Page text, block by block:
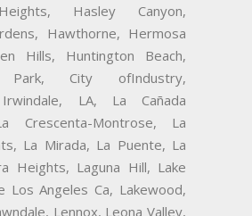
Hasley Canyon,
Hawthorne, Hermosa
Hills, Huntington Beach,
Park, City ofIndustry,
LA, La Cañada
Crescenta-Montrose, La
La Mirada, La Puente, La
Heights, Laguna Hill, Lake
Los Angeles Ca, Lakewood,
Lennox, Leona Valley,